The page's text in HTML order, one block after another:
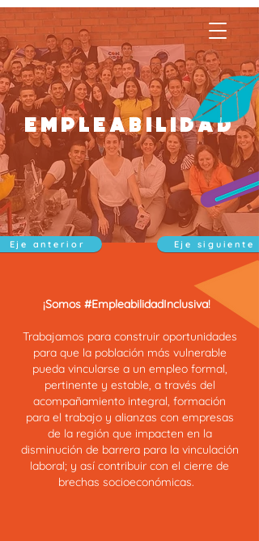
empleabilidad
Eje siguiente
¡Somos #EmpleabilidadInclusiva!
Trabajamos para construir oportunidades
para que la población más vulnerable
pueda vincularse a un empleo formal,
pertinente y estable, a través del
acompañamiento integral, formación
para el trabajo y alianzas con empresas
de la región que impacten en la
disminución de barrera para la vinculación
laboral; y así contribuir con el cierre de
brechas socioeconómicas.
Eje anterior